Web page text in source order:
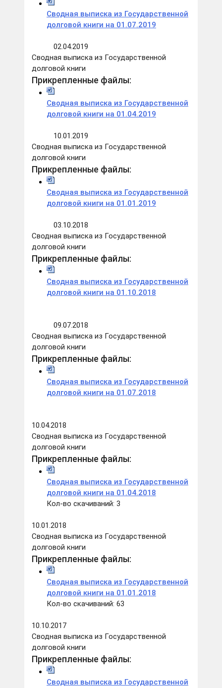
Сводная выписка из Государственной
долговой книги на 01.07.2019
02.04.2019
Сводная выписка из Государственной
долговой книги
Прикрепленные файлы:
Сводная выписка из Государственной
долговой книги на 01.04.2019
10.01.2019
Сводная выписка из Государственной
долговой книги
Прикрепленные файлы:
Сводная выписка из Государственной
долговой книги на 01.01.2019
03.10.2018
Сводная выписка из Государственной
долговой книги
Прикрепленные файлы:
Сводная выписка из Государственной
долговой книги на 01.10.2018
09.07.2018
Сводная выписка из Государственной
долговой книги
Прикрепленные файлы:
Сводная выписка из Государственной
долговой книги на 01.07.2018
10.04.2018
Сводная выписка из Государственной
долговой книги
Прикрепленные файлы:
Сводная выписка из Государственной
долговой книги на 01.04.2018
Кол-во скачиваний: 3
10.01.2018
Сводная выписка из Государственной
долговой книги
Прикрепленные файлы:
Сводная выписка из Государственной
долговой книги на 01.01.2018
Кол-во скачиваний: 63
10.10.2017
Сводная выписка из Государственной
долговой книги
Прикрепленные файлы:
Сводная выписка из Государственной